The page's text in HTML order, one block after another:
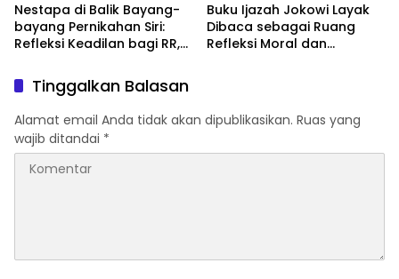
Nestapa di Balik Bayang-
bayang Pernikahan Siri:
Refleksi Keadilan bagi RR,
Margiono
Buku Ijazah Jokowi Layak
Dibaca sebagai Ruang
Refleksi Moral dan
Tinggalkan Balasan
Alamat email Anda tidak akan dipublikasikan. Ruas yang
wajib ditandai *